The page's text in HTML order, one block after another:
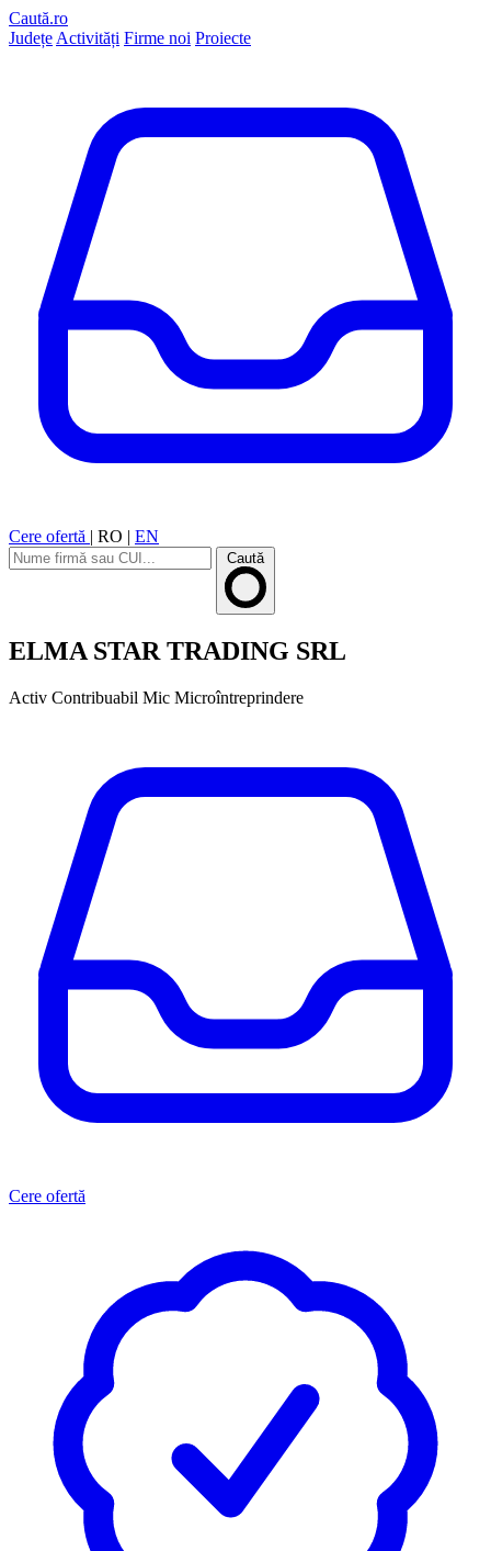
Caută.ro
Județe Activități Firme noi Proiecte
Cere ofertă | RO | EN
Caută
ELMA STAR TRADING SRL
Activ Contribuabil Mic Microîntreprindere
Cere ofertă